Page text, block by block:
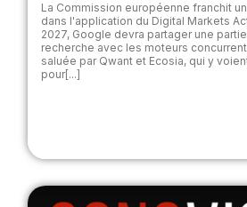
La Commission européenne franchit
dans l'application du Digital Markets
2027, Google devra partager une
recherche avec les moteurs
saluée par Qwant et Ecosia, qui y
pour[...]